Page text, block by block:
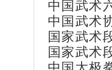
中国武术
中国武术
国家武术
国家武术